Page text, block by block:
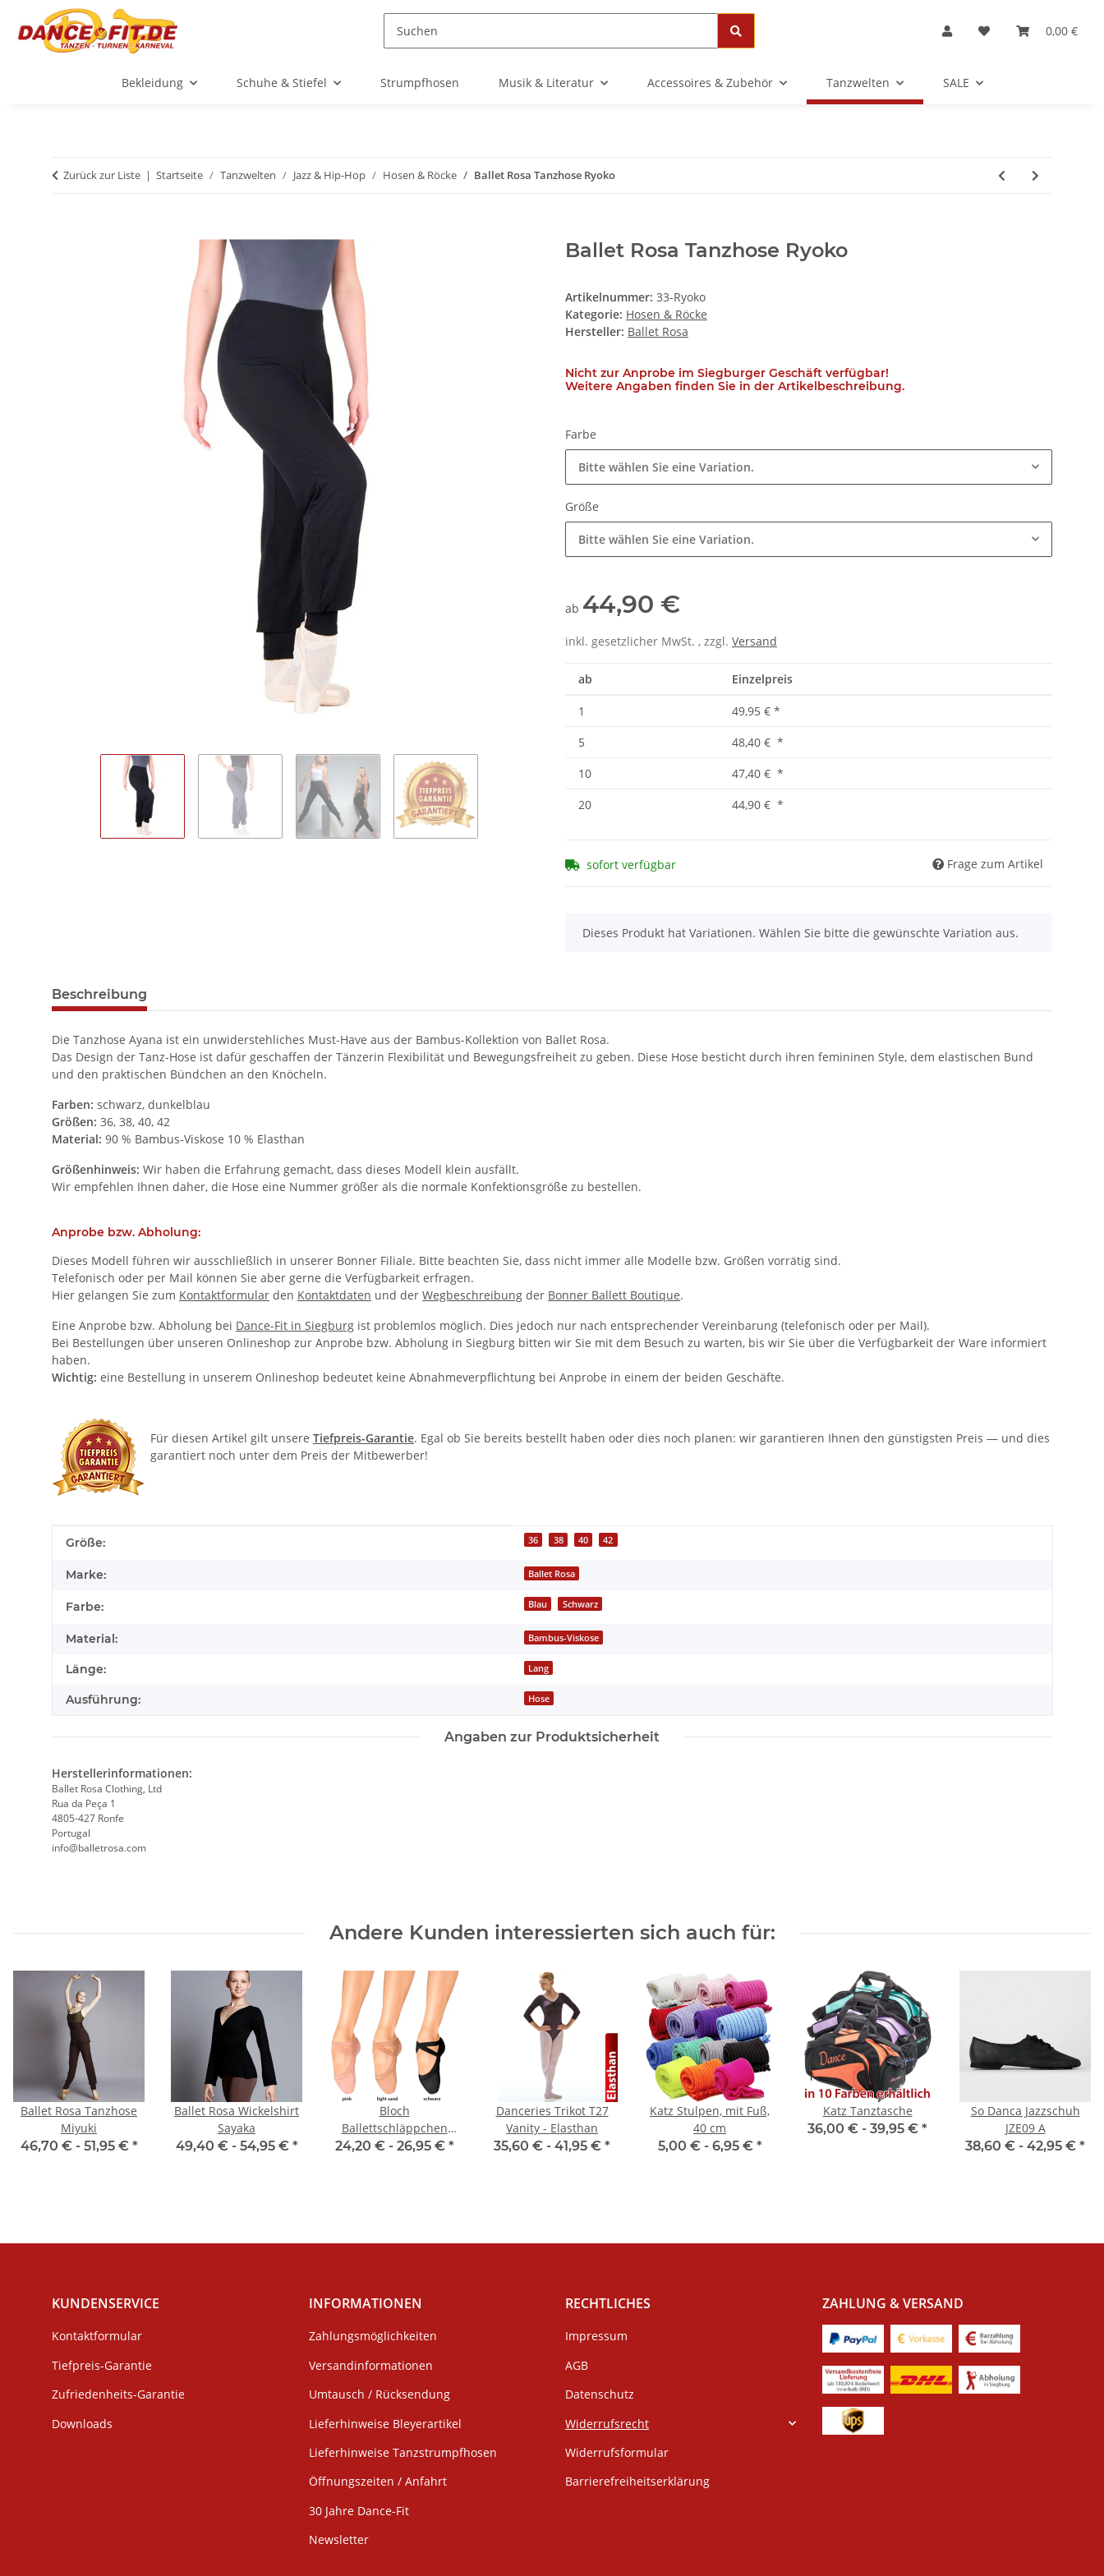
0,00 €
Bekleidung Schuhe & Stiefel Strumpfhosen Musik & Literatur Accessoires & Zubehör Tanzwelten SALE
Zurück zur Liste Startseite Tanzwelten Jazz & Hip-Hop Hosen & Röcke Ballet Rosa Tanzhose Ryoko
Ballet Rosa Tanzhose Ryoko
Artikelnummer: 33-Ryoko
Kategorie: Hosen & Röcke
Hersteller: Ballet Rosa
Nicht zur Anprobe im Siegburger Geschäft verfügbar!
Weitere Angaben finden Sie in der Artikelbeschreibung.
Farbe
Bitte wählen Sie eine Variation.
Größe
Bitte wählen Sie eine Variation.
ab 44,90 €
inkl. gesetzlicher MwSt. , zzgl. Versand
ab Einzelpreis
1 49,95 € *
5
48,40 € *
10
47,40 € *
20
44,90 € *
sofort verfügbar Frage zum Artikel
x
Dieses Produkt hat Variationen. Wählen Sie bitte die gewünschte Variation aus.
Beschreibung
Die Tanzhose Ayana ist ein unwiderstehliches Must-Have aus der Bambus-Kollektion von Ballet Rosa.
Das Design der Tanz-Hose ist dafür geschaffen der Tänzerin Flexibilität und Bewegungsfreiheit zu geben. Diese Hose besticht durch ihren femininen Style, dem elastischen Bund
und den praktischen Bündchen an den Knöcheln.
Farben: schwarz, dunkelblau
Größen: 36, 38, 40, 42
Material: 90 % Bambus-Viskose 10 % Elasthan
Größenhinweis: Wir haben die Erfahrung gemacht, dass dieses Modell klein ausfällt.
Wir empfehlen Ihnen daher, die Hose eine Nummer größer als die normale Konfektionsgröße zu bestellen.
Anprobe bzw. Abholung:
Dieses Modell führen wir ausschließlich in unserer Bonner Filiale. Bitte beachten Sie, dass nicht immer alle Modelle bzw. Größen vorrätig sind.
Telefonisch oder per Mail können Sie aber gerne die Verfügbarkeit erfragen.
Hier gelangen Sie zum Kontaktformular den Kontaktdaten und der Wegbeschreibung der Bonner Ballett Boutique.
Eine Anprobe bzw. Abholung bei Dance-Fit in Siegburg ist problemlos möglich. Dies jedoch nur nach entsprechender Vereinbarung (telefonisch oder per Mail).
Bei Bestellungen über unseren Onlineshop zur Anprobe bzw. Abholung in Siegburg bitten wir Sie mit dem Besuch zu warten, bis wir Sie über die Verfügbarkeit der Ware informiert
haben.
Wichtig: eine Bestellung in unserem Onlineshop bedeutet keine Abnahmeverpflichtung bei Anprobe in einem der beiden Geschäfte.
Für diesen Artikel gilt unsere Tiefpreis-Garantie. Egal ob Sie bereits bestellt haben oder dies noch planen: wir garantieren Ihnen den günstigsten Preis — und dies
garantiert noch unter dem Preis der Mitbewerber!
Produkteigenschaft
Wert
Größe: 36 38 40 42
Marke: Ballet Rosa
Farbe: Blau Schwarz
Material: Bambus-Viskose
Länge: Lang
Ausführung: Hose
Angaben zur Produktsicherheit
Herstellerinformationen:
Ballet Rosa Clothing, Ltd
Rua da Peça 1
4805-427 Ronfe
Portugal
info@balletrosa.com
Andere Kunden interessierten sich auch für:
Ballet Rosa Tanzhose
Miyuki
46,70 € - 51,95 € *
Ballet Rosa Wickelshirt
Sayaka
49,40 € - 54,95 € *
Bloch
Ballettschläppchen
S0621-L Pro Elastic -
24,20 € - 26,95 € *
Danceries Trikot T27
Vanity - Elasthan
35,60 € - 41,95 € *
Katz Stulpen, mit Fuß,
40 cm
5,00 € - 6,95 € *
Katz Tanztasche
36,00 € - 39,95 € *
So Danca Jazzschuh
JZE09 A
38,60 € - 42,95 € *
KUNDENSERVICE
Kontaktformular
Tiefpreis-Garantie
Zufriedenheits-Garantie
Downloads
INFORMATIONEN
Zahlungsmöglichkeiten
Versandinformationen
Umtausch / Rücksendung
Lieferhinweise Bleyerartikel
Lieferhinweise Tanzstrumpfhosen
Öffnungszeiten / Anfahrt
30 Jahre Dance-Fit
Newsletter
RECHTLICHES
Impressum
AGB
Datenschutz
Widerrufsrecht
Widerrufsformular
Barrierefreiheitserklärung
ZAHLUNG & VERSAND